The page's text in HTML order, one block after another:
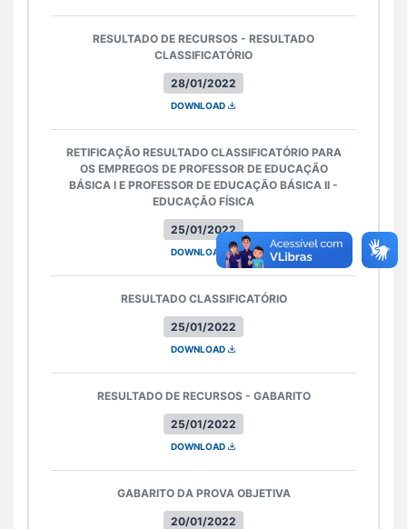
28/01/2022
RESULTADO DE RECURSOS - RESULTADO
CLASSIFICATÓRIO
DOWNLOAD
25/01/2022
RETIFICAÇÃO RESULTADO CLASSIFICATÓRIO PARA
OS EMPREGOS DE PROFESSOR DE EDUCAÇÃO
BÁSICA I E PROFESSOR DE EDUCAÇÃO BÁSICA II -
EDUCAÇÃO FÍSICA
DOWNLOAD
25/01/2022
RESULTADO CLASSIFICATÓRIO
DOWNLOAD
25/01/2022
RESULTADO DE RECURSOS - GABARITO
DOWNLOAD
20/01/2022
GABARITO DA PROVA OBJETIVA